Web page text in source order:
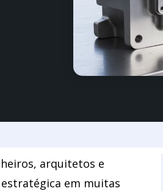
arquitetos e
em muitas